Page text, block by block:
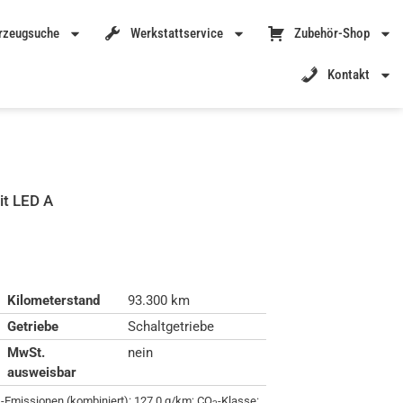
Werkstattservice Zubehör-Shop
Kontakt
LED A
Kilometerstand
93.300 km
Getriebe
Schaltgetriebe
MwSt.
ausweisbar
nein